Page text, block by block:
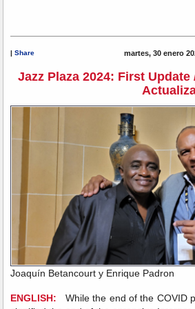
| Share martes, 30 enero
Jazz Plaza 2024: First
Joaquín Betancourt y Enrique Padron
ENGLISH:
While the end of the COVID